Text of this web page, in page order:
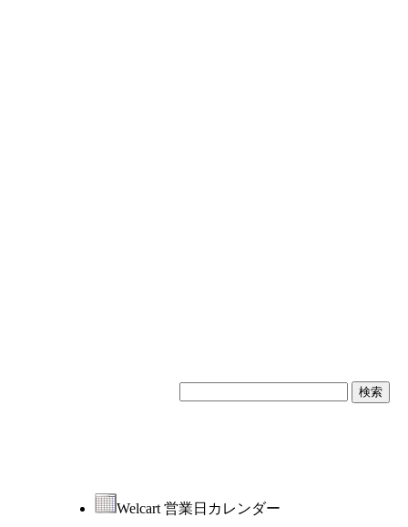
Welcart 営業日カレンダー